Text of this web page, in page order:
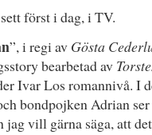
först i dag, i TV.
”, i regi av Gösta
bearbetad av
Ivar Los romannivå. I
bondpojken Adrian
jag vill gärna säga, att